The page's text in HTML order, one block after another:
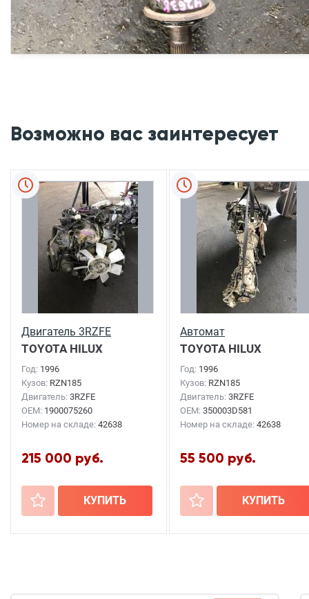
Возможно вас заинтересует
Двигатель 3RZFE
TOYOTA HILUX
SURF1996г.
Год: 1996
Кузов: RZN185
Двигатель: 3RZFE
OEM: 1900075260
Номер на складе: 42638
215 000 руб.
+ КУПИТЬ
Автомат
TOYOTA HILUX
SURF1996г.
Год: 1996
Кузов: RZN185
Двигатель: 3RZFE
OEM: 350003D581
Номер на складе: 42638
55 500 руб.
+ КУПИТЬ